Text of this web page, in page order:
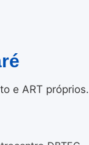
e ART próprios.